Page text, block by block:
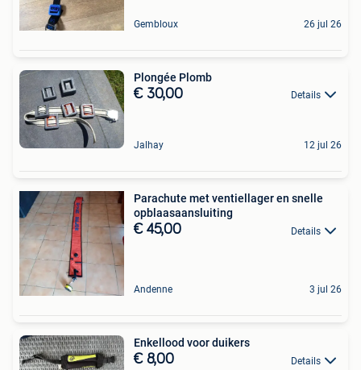
Gembloux 26 jul 26
Plongée Plomb
€ 30,00 Details
Jalhay 12 jul 26
Parachute met ventiellager en snelle
opblaasaansluiting
€ 45,00 Details
Andenne 3 jul 26
Enkellood voor duikers
€ 8,00 Details